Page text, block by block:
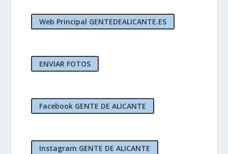
Web Principal GENTEDEALICANTE.ES
ENVIAR FOTOS
Facebook GENTE DE ALICANTE
Instagram GENTE DE ALICANTE